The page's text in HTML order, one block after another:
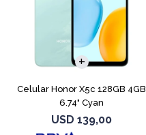
Celular Honor X5c 128GB 4GB
6.74" Cyan
USD 139,00
COMPARAR